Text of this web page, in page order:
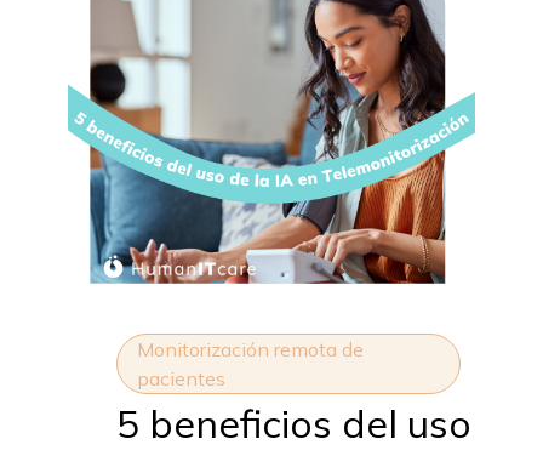
Monitorización remota de
pacientes
5 beneficios del uso